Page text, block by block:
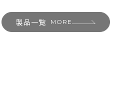
製品一覧 MORE